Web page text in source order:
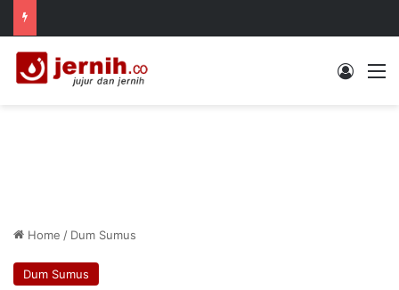
Log In
Home / Dum Sumus
Dum Sumus